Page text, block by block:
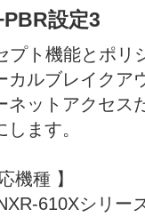
設定3
プト機能とポリ
ルブレイクア
ネットアクセス
ます。
機種 】
610Xシリー